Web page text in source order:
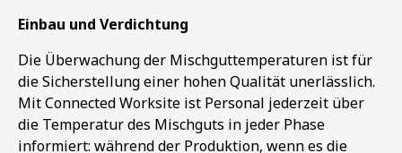
Einbau und Verdichtung
Die Überwachung der Mischguttemperaturen ist für
die Sicherstellung einer hohen Qualität unerlässlich.
Mit Connected Worksite ist Personal jederzeit über
die Temperatur des Mischguts in jeder Phase
informiert: während der Produktion, wenn es die